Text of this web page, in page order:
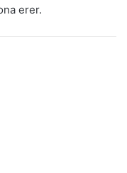
erer.